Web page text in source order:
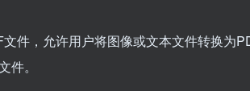
件，允许用户将图像或文本文件转换为
。